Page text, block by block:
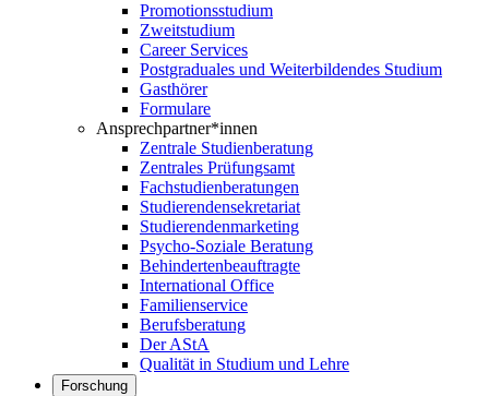
Promotionsstudium
Zweitstudium
Career Services
Postgraduales und Weiterbildendes Studium
Gasthörer
Formulare
Ansprechpartner*innen
Zentrale Studienberatung
Zentrales Prüfungsamt
Fachstudienberatungen
Studierendensekretariat
Studierendenmarketing
Psycho-Soziale Beratung
Behindertenbeauftragte
International Office
Familienservice
Berufsberatung
Der AStA
Qualität in Studium und Lehre
Forschung